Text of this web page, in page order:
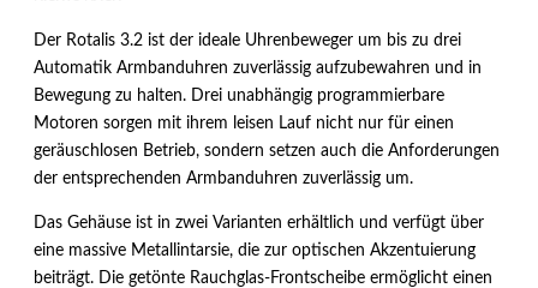
Der Rotalis 3.2 ist der ideale Uhrenbeweger um bis zu drei
Automatik Armbanduhren zuverlässig aufzubewahren und in
Bewegung zu halten. Drei unabhängig programmierbare
Motoren sorgen mit ihrem leisen Lauf nicht nur für einen
geräuschlosen Betrieb, sondern setzen auch die Anforderungen
der entsprechenden Armbanduhren zuverlässig um.
Das Gehäuse ist in zwei Varianten erhältlich und verfügt über
eine massive Metallintarsie, die zur optischen Akzentuierung
beiträgt. Die getönte Rauchglas-Frontscheibe ermöglicht einen